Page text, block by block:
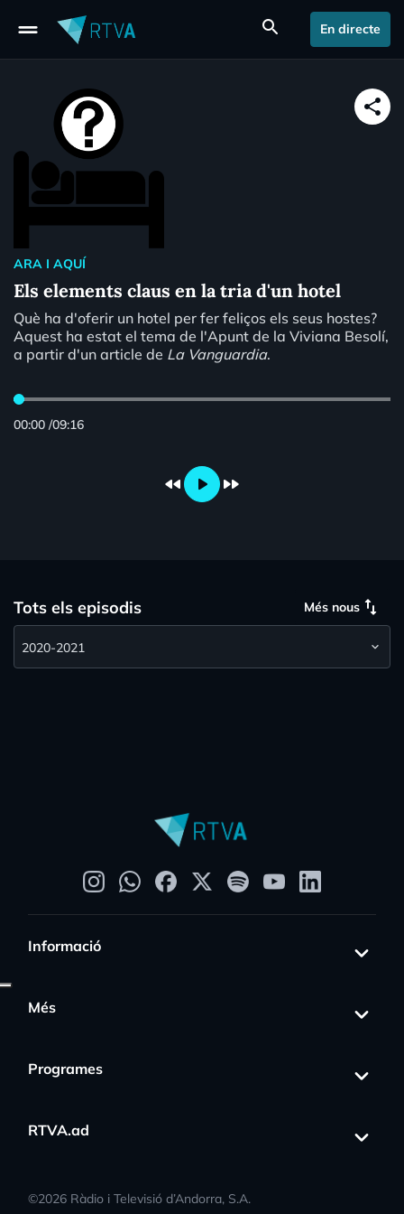
drag_handle search En directe
share
ARA I AQUÍ
Els elements claus en la tria d'un hotel
Què ha d'oferir un hotel per fer feliços els seus hostes?
Aquest ha estat el tema de l'Apunt de la Viviana Besolí,
a partir d'un article de La Vanguardia.
00:00 /09:16
fast_rewind play_arrow fast_forward
Tots els episodis Més nous swap_vert
Informació
Més
Programes
RTVA.ad
©2026 Ràdio i Televisió d’Andorra, S.A.